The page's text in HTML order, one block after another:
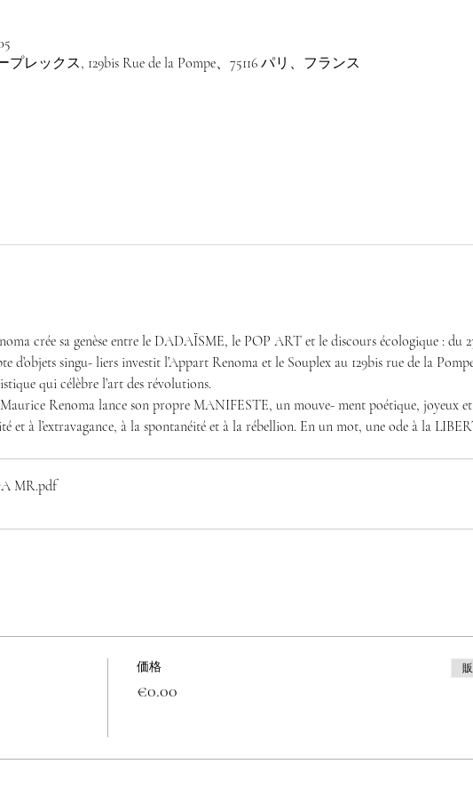
ックス, 129bis Rue de la Pompe、75116 パリ、フランス
crée sa genèse entre le DADAÏSME, le POP ART et le discours écologique : du
d’objets singu- liers investit l’Appart Renoma et le Souplex au 129bis rue de la
qui célèbre l’art des révolutions.
Renoma lance son propre MANIFESTE, un mouve- ment poétique, joyeux et
et à l’extravagance, à la spontanéité et à la rébellion. En un mot, une ode à la
MR.pdf
価格
€0.00